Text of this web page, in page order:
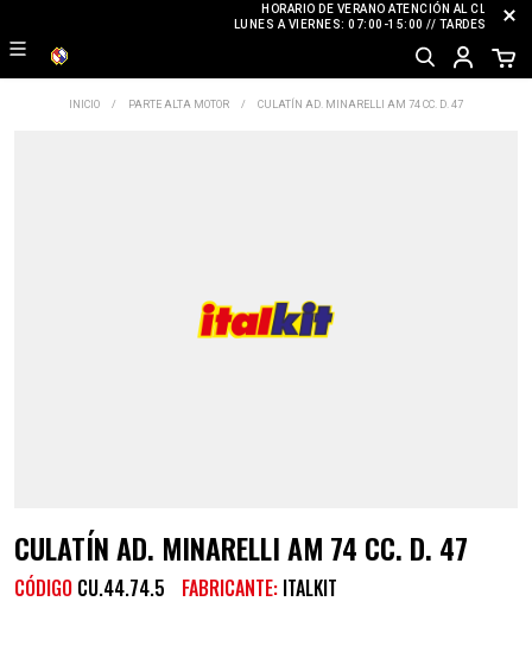
INICIO PARTE ALTA MOTOR CULATÍN AD. MINARELLI AM 74 CC. D. 47
CULATÍN AD. MINARELLI AM 74 CC. D. 47
CÓDIGO CU.44.74.5 FABRICANTE: ITALKIT
HORARIO DE VERANO ATENCIÓN AL CLIENTE
LUNES A VIERNES: 07:00-15:00 // TARDES: